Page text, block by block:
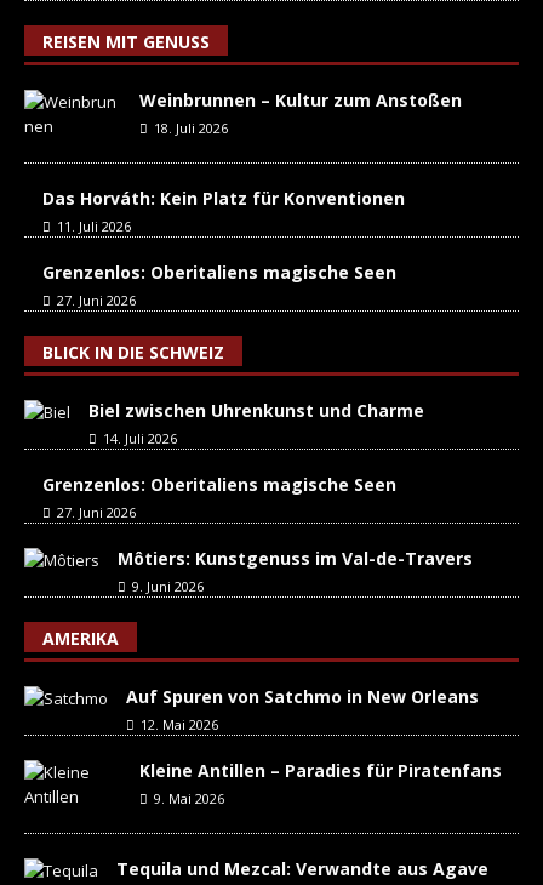
REISEN MIT GENUSS
Weinbrunnen – Kultur zum Anstoßen
18. Juli 2026
Das Horváth: Kein Platz für Konventionen
11. Juli 2026
Grenzenlos: Oberitaliens magische Seen
27. Juni 2026
BLICK IN DIE SCHWEIZ
Biel zwischen Uhrenkunst und Charme
14. Juli 2026
Grenzenlos: Oberitaliens magische Seen
27. Juni 2026
Môtiers: Kunstgenuss im Val-de-Travers
9. Juni 2026
AMERIKA
Auf Spuren von Satchmo in New Orleans
12. Mai 2026
Kleine Antillen – Paradies für Piratenfans
9. Mai 2026
Tequila und Mezcal: Verwandte aus Agave